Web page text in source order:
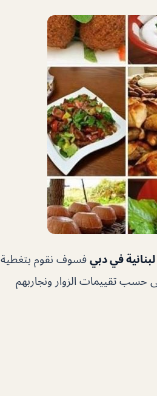
في دبي فسوف نقوم بتغطية
حسب تقييمات الزوار ونجاربهم